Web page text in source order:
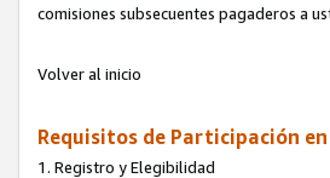
comisiones subsecuentes pagaderos a
Volver al inicio
Requisitos de Participación
1. Registro y Elegibilidad